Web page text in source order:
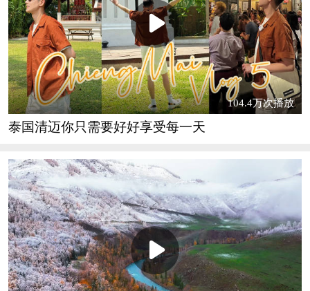
104.4万次播放
泰国清迈你只需要好好享受每一天